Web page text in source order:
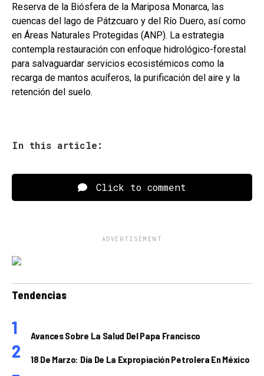
Reserva de la Biósfera de la Mariposa Monarca, las
cuencas del lago de Pátzcuaro y del Río Duero, así como
en Áreas Naturales Protegidas (ANP). La estrategia
contempla restauración con enfoque hidrológico-forestal
para salvaguardar servicios ecosistémicos como la
recarga de mantos acuíferos, la purificación del aire y la
retención del suelo.
In this article:
Click to comment
ADVERTISEMENT
Tendencias
Avances Sobre La Salud Del Papa Francisco
18 De Marzo: Día De La Expropiación Petrolera En México